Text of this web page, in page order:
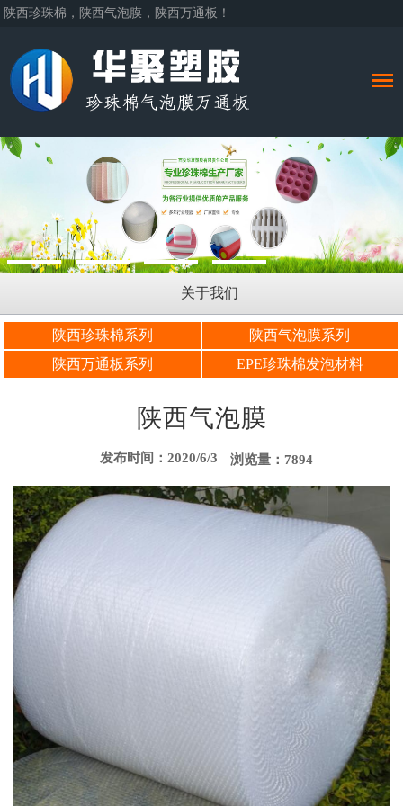
陕西珍珠棉，陕西气泡膜，陕西万通板！
关于我们
陕西珍珠棉系列
陕西气泡膜系列
陕西万通板系列
EPE珍珠棉发泡材料
陕西气泡膜
发布时间：2020/6/3 浏览量：7894